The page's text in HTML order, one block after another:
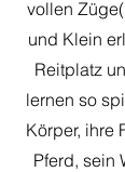
vollen
und Klein
Reitplatz
lernen so
Körper, ihre
Pferd, sein